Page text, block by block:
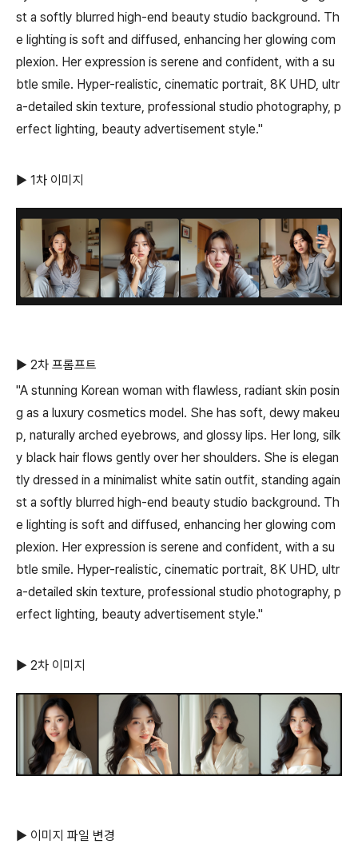
st a softly blurred high-end beauty studio background. Th
e lighting is soft and diffused, enhancing her glowing com
plexion. Her expression is serene and confident, with a su
btle smile. Hyper-realistic, cinematic portrait, 8K UHD, ultr
a-detailed skin texture, professional studio photography, p
erfect lighting, beauty advertisement style."
▶ 1차 이미지
▶ 2차 프롬프트
"A stunning Korean woman with flawless, radiant skin posin
g as a luxury cosmetics model. She has soft, dewy makeu
p, naturally arched eyebrows, and glossy lips. Her long, silk
y black hair flows gently over her shoulders. She is elegan
tly dressed in a minimalist white satin outfit, standing again
st a softly blurred high-end beauty studio background. Th
e lighting is soft and diffused, enhancing her glowing com
plexion. Her expression is serene and confident, with a su
btle smile. Hyper-realistic, cinematic portrait, 8K UHD, ultr
a-detailed skin texture, professional studio photography, p
erfect lighting, beauty advertisement style."
▶ 2차 이미지
▶ 이미지 파일 변경